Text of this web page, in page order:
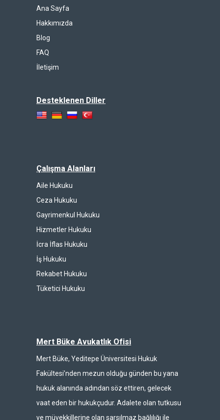
Ana Sayfa
Hakkımızda
Blog
FAQ
İletişim
Desteklenen Diller
Çalışma Alanları
Aile Hukuku
Ceza Hukuku
Gayrimenkul Hukuku
Hizmetler Hukuku
İcra İflas Hukuku
İş Hukuku
Rekabet Hukuku
Tüketici Hukuku
Mert Büke Avukatlık Ofisi
Mert Büke, Yeditepe Üniversitesi Hukuk
Fakültesi’nden mezun olduğu günden bu yana
hukuk alanında adından söz ettiren, gelecek
vaat eden bir hukukçudur. Adalete olan tutkusu
ve müvekkillerine olan sarsılmaz bağlılığı ile